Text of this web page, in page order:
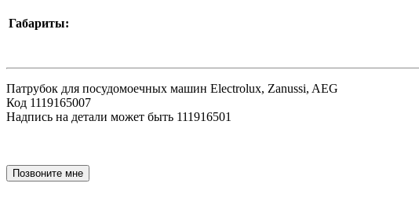
Габариты:
Патрубок для посудомоечных машин Electrolux, Zanussi, AEG
Код 1119165007
Надпись на детали может быть 111916501
Позвоните мне